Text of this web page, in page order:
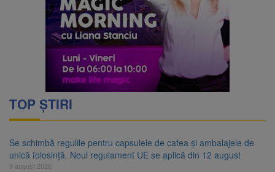
TOP ȘTIRI
Se schimbă regulile pentru capsulele de cafea și ambalajele de
unică folosință. Noul regulament UE se aplică din 12 august
9 august 2026